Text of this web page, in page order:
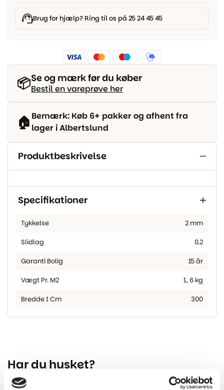
Brug for hjælp? Ring til os på 25 24 45 45
📦Se og mærk før du køber
Bestil en vareprøve her
🏠 Bemærk: Køb 6+ pakker og afhent fra
lager i Albertslund
Produktbeskrivelse
Specifikationer
Tykkelse 2 mm
Slidlag 0.2
Garanti Bolig 15 år
Vægt Pr. M2 1, 6 kg
Bredde I Cm 300
Har du husket?
-31%